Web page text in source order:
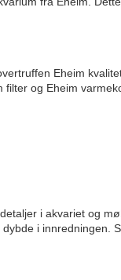
Eheim
filter og Eheim
i akvariet og
i innredningen.